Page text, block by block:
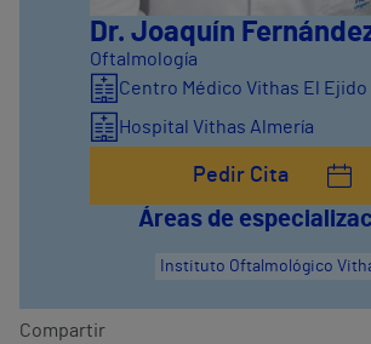
Dr. Joaquín
Oftalmología
Centro Médico Vithas El Ejido
Hospital Vithas Almería
Pedir Cita
Áreas de
Instituto Oftalmológico
Compartir